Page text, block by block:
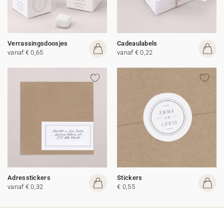
Verrassingsdoosjes
vanaf € 0,65
Cadeaulabels
vanaf € 0,22
Adresstickers
vanaf € 0,32
Stickers
€ 0,55